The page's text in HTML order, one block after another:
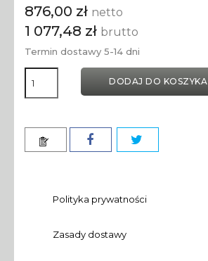
876,00 zł netto
1 077,48 zł brutto
Termin dostawy 5-14 dni
DODAJ DO KOSZYKA
Polityka prywatności
Zasady dostawy